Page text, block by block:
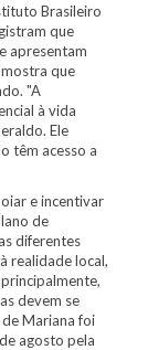
Brasileiro
que
apresentam
que
"A
à vida
Ele
têm acesso a
e incentivar
de
diferentes
realidade local,
devem se
Mariana foi
agosto pela